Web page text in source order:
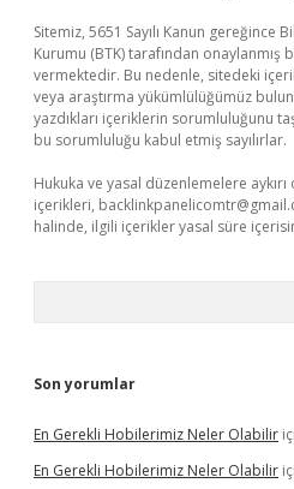
Sitemiz, 5651 Sayılı Kanun gereğince
Kurumu (BTK) tarafından onaylanmış
vermektedir. Bu nedenle, sitedeki
veya araştırma yükümlülüğümüz
yazdıkları içeriklerin sorumluluğunu
bu sorumluluğu kabul etmiş sayılırlar.
Hukuka ve yasal düzenlemelere
içerikleri,
halinde, ilgili içerikler yasal süre
Son yorumlar
En Gerekli Hobilerimiz Neler Olabilir
En Gerekli Hobilerimiz Neler Olabilir